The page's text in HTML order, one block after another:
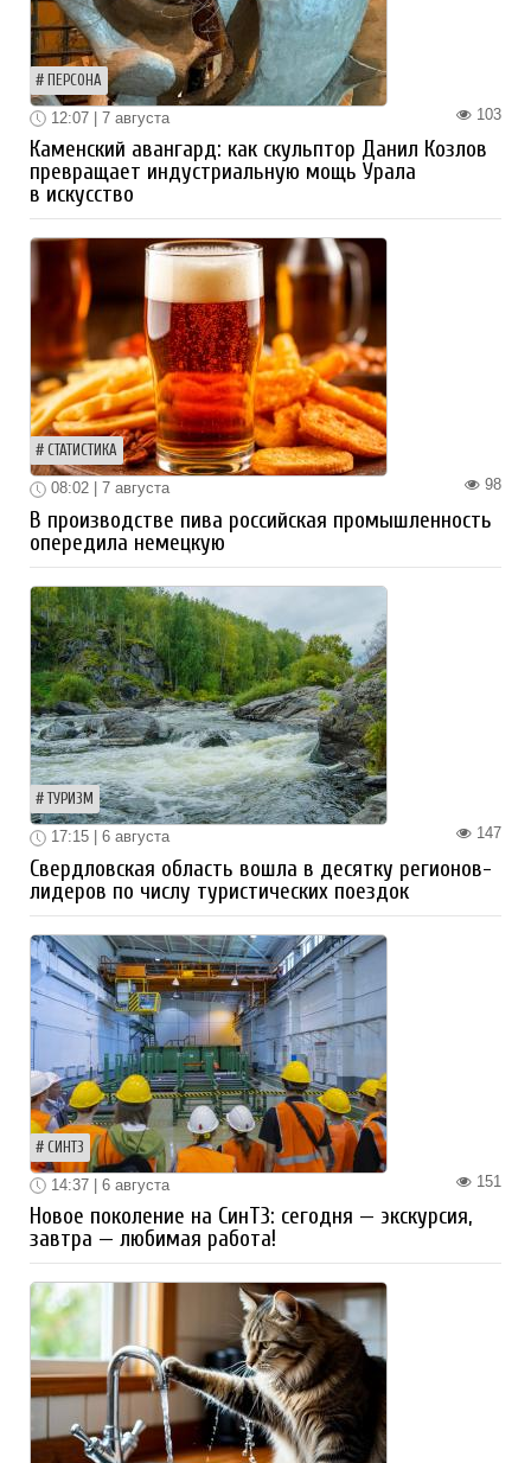
ПЕРСОНА
103
12:07 | 7 августа
Каменский авангард: как скульптор Данил Козлов
превращает индустриальную мощь Урала
в искусство
СТАТИСТИКА
98
08:02 | 7 августа
В производстве пива российская промышленность
опередила немецкую
ТУРИЗМ
147
17:15 | 6 августа
Свердловская область вошла в десятку регионов-
лидеров по числу туристических поездок
СИНТЗ
151
14:37 | 6 августа
Новое поколение на СинТЗ: сегодня — экскурсия,
завтра — любимая работа!